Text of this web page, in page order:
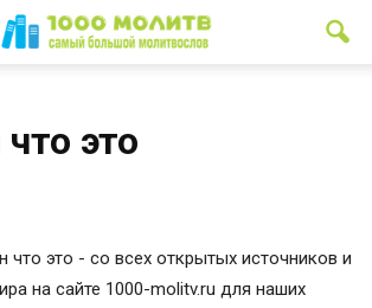
это
что это - со всех открытых источников и
на сайте 1000-molitv.ru для наших